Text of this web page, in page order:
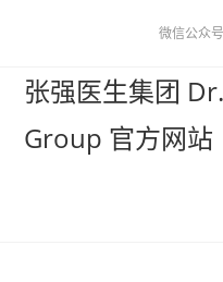
微信公众
张强医生集团
Group 官方网站